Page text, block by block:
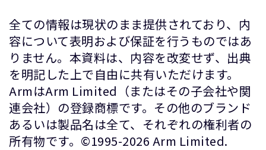
全ての情報は現状のまま提供されており、内
容について表明および保証を行うものではあ
りません。本資料は、内容を改変せず、出典
を明記した上で自由に共有いただけます。
ArmはArm Limited（またはその子会社や関
連会社）の登録商標です。その他のブランド
あるいは製品名は全て、それぞれの権利者の
所有物です。©1995-2026 Arm Limited.